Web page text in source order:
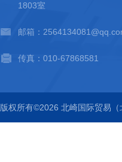
1803室
邮箱：
传真：010-67868581
版权所有©2026 北崎国际贸易